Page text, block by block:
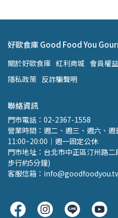
好歐食庫 Good Food You
關於好歐食庫 紅利商城 會員權益
隱私政策 反詐騙聲明
聯絡資訊
門市電話：02-2367-1558
營業時間：週二、週三、週六、
11:00~20:00｜週一固定公休
門市地址：台北市中正區汀州路
步行約5分鐘)
客服信箱：